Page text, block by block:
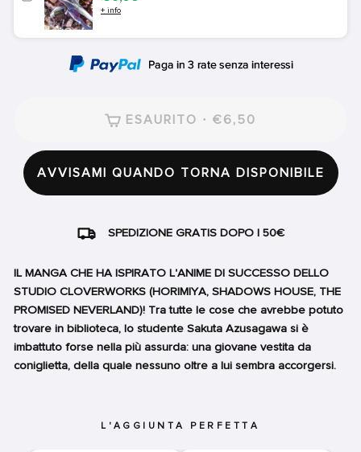
+ info
ESAURITO · €6,50
AVVISAMI QUANDO TORNA DISPONIBILE
SPEDIZIONE GRATIS DOPO I 50€
IL MANGA CHE HA ISPIRATO L'ANIME DI SUCCESSO DELLO
STUDIO CLOVERWORKS (HORIMIYA, SHADOWS HOUSE, THE
PROMISED NEVERLAND)! Tra tutte le cose che avrebbe potuto
trovare in biblioteca, lo studente Sakuta Azusagawa si è
imbattuto forse nella più assurda: una giovane vestita da
coniglietta, della quale nessuno oltre a lui sembra accorgersi.
L'AGGIUNTA PERFETTA